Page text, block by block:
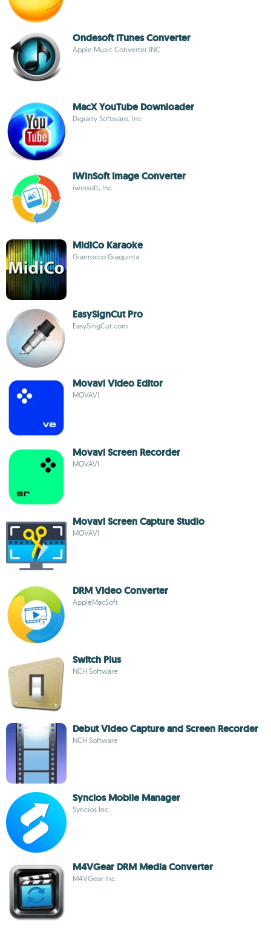
Ondesoft iTunes Converter
Apple Music Converter.INC
MacX YouTube Downloader
Digiarty Software, Inc
iWinSoft Image Converter
iwinsoft, Inc
MidiCo Karaoke
Gianrocco Giaquinta
EasySignCut Pro
EasySingCut.com
Movavi Video Editor
MOVAVI
Movavi Screen Recorder
MOVAVI
Movavi Screen Capture Studio
MOVAVI
DRM Video Converter
AppleMacSoft
Switch Plus
NCH Software
Debut Video Capture and Screen Recorder
NCH Software
Syncios Mobile Manager
Syncios Inc.
M4VGear DRM Media Converter
M4VGear Inc.